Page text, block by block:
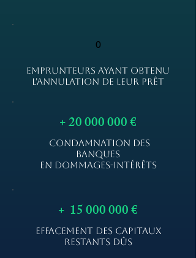
0
EMPRUNTEURS AYANT OBTENU
L'ANNULATION DE LEUR PRÊT
+20 000 000€
CONDAMNATION DES
BANQUES
EN DOMMAGES-INTÉRÊTS
+ 15 000 000€
EFFACEMENT DES CAPITAUX
RESTANTS DÛS